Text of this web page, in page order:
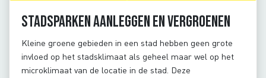
Stadsparken aanleggen en vergroenen
Kleine groene gebieden in een stad hebben geen grote
invloed op het stadsklimaat als geheel maar wel op het
microklimaat van de locatie in de stad. Deze